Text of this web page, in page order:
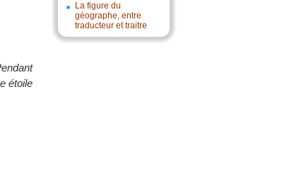
La figure du
géographe, entre
traducteur et traitre
étoile